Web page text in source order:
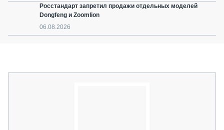
Росстандарт запретил продажи отдельных моделей
Dongfeng и Zoomlion
06.08.2026